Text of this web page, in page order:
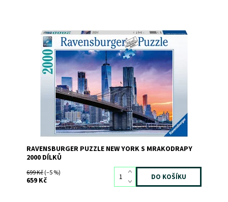
Dostupnost: Skladem2
8731
Značka:
RAVENSBURGER
RAVENSBURGER PUZZLE NEW YORK S MRAKODRAPY
2000 DÍLKŮ
699 Kč(–5 %)
659 Kč